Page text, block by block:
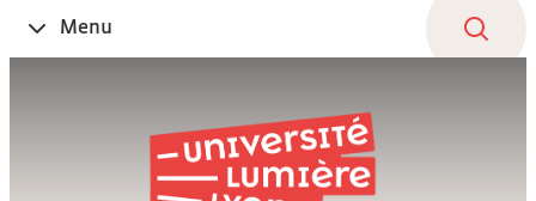
Ouvrir
le
Menu